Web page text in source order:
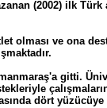
(2002) ilk Türk
olması ve ona
gitti.
dört